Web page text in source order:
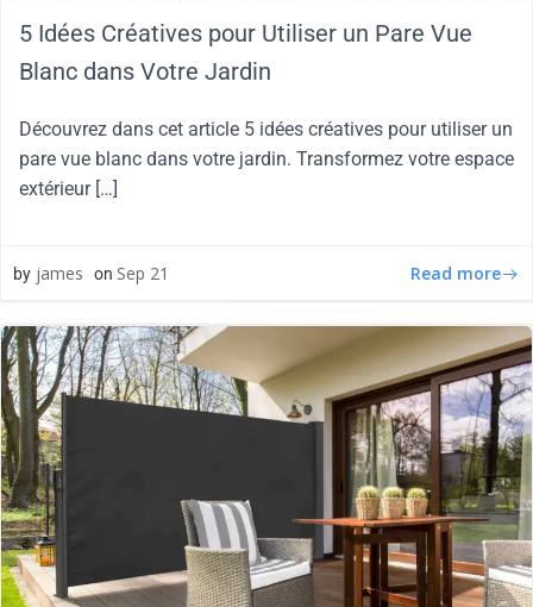
5 Idées Créatives pour Utiliser un Pare Vue
Blanc dans Votre Jardin
Découvrez dans cet article 5 idées créatives pour utiliser un
pare vue blanc dans votre jardin. Transformez votre espace
extérieur […]
by james on Sep 21 Read more